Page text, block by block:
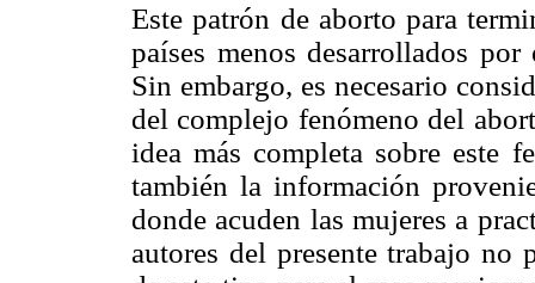
Este patrón de aborto para
países menos desarrollados
Sin embargo, es necesario
del complejo fenómeno del
idea más completa sobre este
también la información
donde acuden las mujeres a
autores del presente trabajo